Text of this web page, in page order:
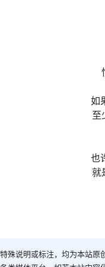
如
至
也
就
殊说明或标注，均为本站